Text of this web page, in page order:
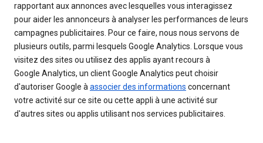
rapportant aux annonces avec lesquelles vous interagissez
pour aider les annonceurs à analyser les performances de leurs
campagnes publicitaires. Pour ce faire, nous nous servons de
plusieurs outils, parmi lesquels Google Analytics. Lorsque vous
visitez des sites ou utilisez des applis ayant recours à
Google Analytics, un client Google Analytics peut choisir
d'autoriser Google à associer des informations concernant
votre activité sur ce site ou cette appli à une activité sur
d'autres sites ou applis utilisant nos services publicitaires.